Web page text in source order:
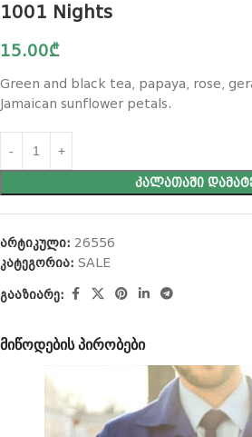
1001 Nights
15.00₾
Green and black tea, papaya, rose,
Jamaican sunflower petals.
ᲙᲐᲚᲐᲗᲐᲨᲘ
არტიკული: 26556
კატეგორია: SALE
გააზიარე:
მიწოდების პირობები